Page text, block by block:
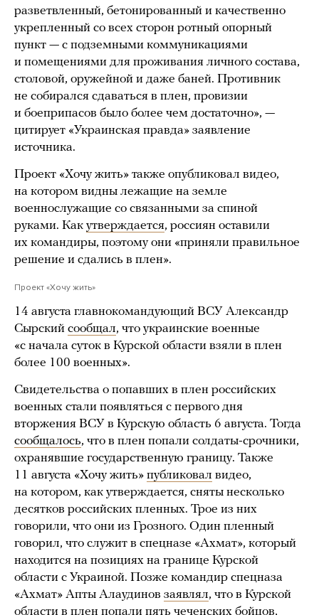
разветвленный, бетонированный и качественно
укрепленный со всех сторон ротный опорный
пункт — с подземными коммуникациями
и помещениями для проживания личного состава,
столовой, оружейной и даже баней. Противник
не собирался сдаваться в плен, провизии
и боеприпасов было более чем достаточно», —
цитирует «Украинская правда» заявление
источника.
Проект «Хочу жить» также опубликовал видео,
на котором видны лежащие на земле
военнослужащие со связанными за спиной
руками. Как утверждается, россиян оставили
их командиры, поэтому они «приняли правильное
решение и сдались в плен».
Проект «Хочу жить»
14 августа главнокомандующий ВСУ Александр
Сырский сообщал, что украинские военные
«с начала суток в Курской области взяли в плен
более 100 военных».
Свидетельства о попавших в плен российских
военных стали появляться с первого дня
вторжения ВСУ в Курскую область 6 августа. Тогда
сообщалось, что в плен попали солдаты-срочники,
охранявшие государственную границу. Также
11 августа «Хочу жить» публиковал видео,
на котором, как утверждается, сняты несколько
десятков российских пленных. Трое из них
говорили, что они из Грозного. Один пленный
говорил, что служит в спецназе «Ахмат», который
находится на позициях на границе Курской
области с Украиной. Позже командир спецназа
«Ахмат» Апты Алаудинов заявлял, что в Курской
области в плен попали пять чеченских бойцов,